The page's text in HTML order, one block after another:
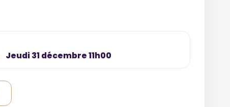
Jeudi 31 décembre 11h00